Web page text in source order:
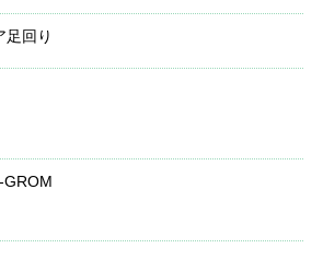
足回り
GROM